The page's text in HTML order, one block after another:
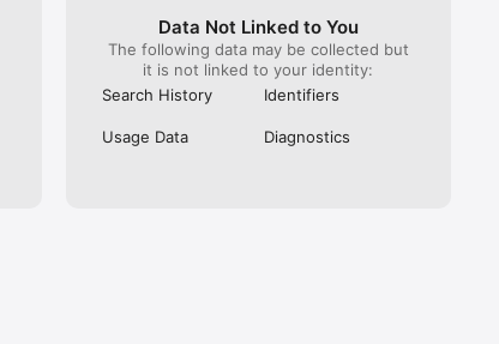
Data Not Linked to You
The following data may be collected but
it is not linked to your identity:
Search History
Identifiers
Usage Data Diagnostics